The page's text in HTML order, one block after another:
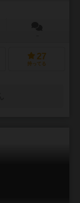
27
持ってる